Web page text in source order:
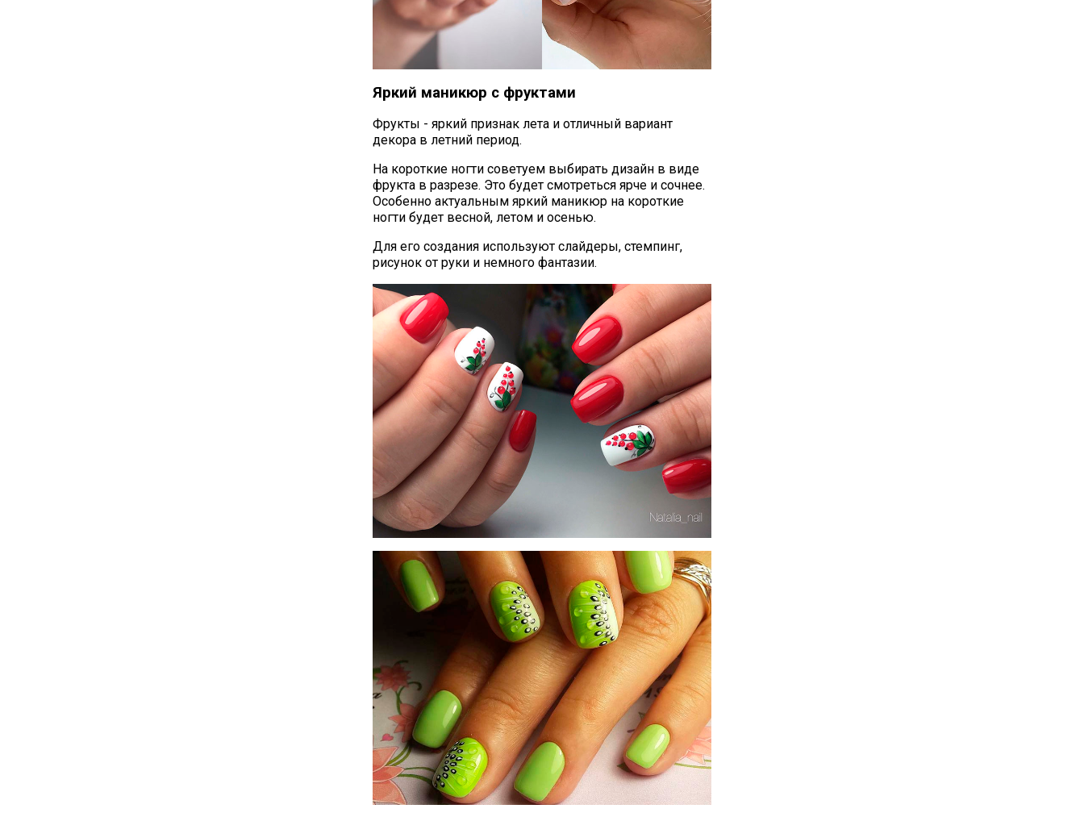
Яркий маникюр с фруктами
Фрукты - яркий признак лета и отличный вариант
декора в летний период.
На короткие ногти советуем выбирать дизайн в виде
фрукта в разрезе. Это будет смотреться ярче и сочнее.
Особенно актуальным яркий маникюр на короткие
ногти будет весной, летом и осенью.
Для его создания используют слайдеры, стемпинг,
рисунок от руки и немного фантазии.